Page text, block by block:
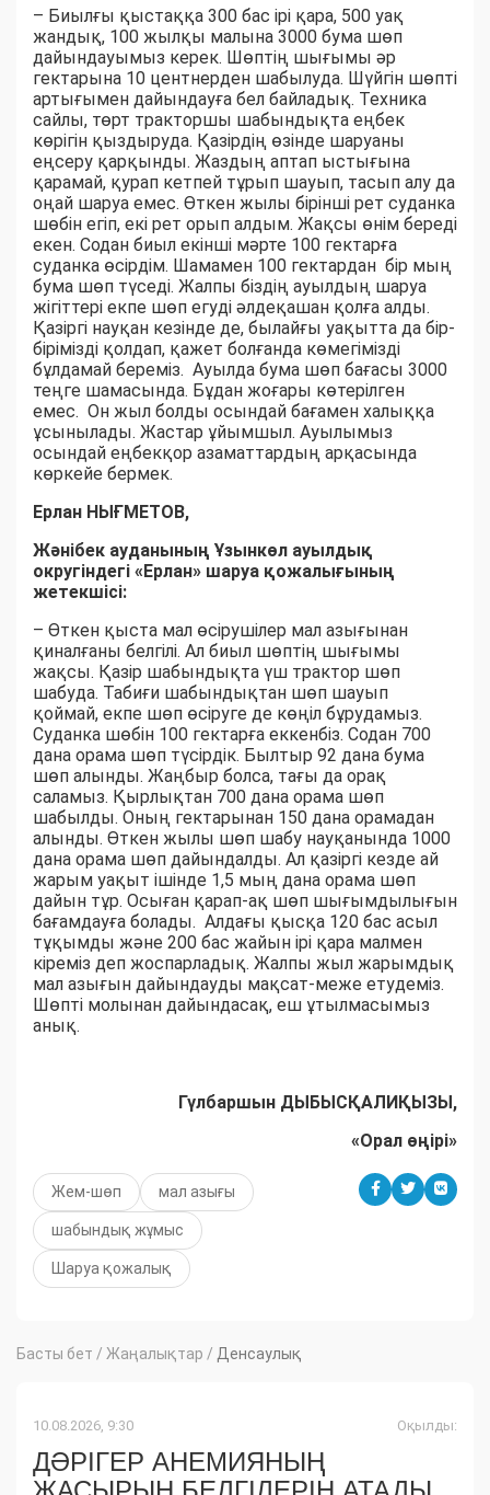
– Биылғы қыстаққа 300 бас ірі қара, 500 уақ
жандық, 100 жылқы малына 3000 бума шөп
дайындауымыз керек. Шөптің шығымы әр
гектарына 10 центнерден шабылуда. Шүйгін шөпті
артығымен дайындауға бел байладық. Техника
сайлы, төрт тракторшы шабындықта еңбек
көрігін қыздыруда. Қазірдің өзінде шаруаны
еңсеру қарқынды. Жаздың аптап ыстығына
қарамай, қурап кетпей тұрып шауып, тасып алу да
оңай шаруа емес. Өткен жылы бірінші рет суданка
шөбін егіп, екі рет орып алдым. Жақсы өнім береді
екен. Содан биыл екінші мәрте 100 гектарға
суданка өсірдім. Шамамен 100 гектардан бір мың
бума шөп түседі. Жалпы біздің ауылдың шаруа
жігіттері екпе шөп егуді әлдеқашан қолға алды.
Қазіргі науқан кезінде де, былайғы уақытта да бір-
бірімізді қолдап, қажет болғанда көмегімізді
бұлдамай береміз. Ауылда бума шөп бағасы 3000
теңге шамасында. Бұдан жоғары көтерілген
емес. Он жыл болды осындай бағамен халыққа
ұсынылады. Жастар ұйымшыл. Ауылымыз
осындай еңбекқор азаматтардың арқасында
көркейе бермек.
Ерлан НЫҒМЕТОВ,
Жәнібек ауданының Ұзынкөл ауылдық
округіндегі «Ерлан» шаруа қожалығының
жетекшісі:
– Өткен қыста мал өсірушілер мал азығынан
қиналғаны белгілі. Ал биыл шөптің шығымы
жақсы. Қазір шабындықта үш трактор шөп
шабуда. Табиғи шабындықтан шөп шауып
қоймай, екпе шөп өсіруге де көңіл бұрудамыз.
Суданка шөбін 100 гектарға еккенбіз. Содан 700
дана орама шөп түсірдік. Былтыр 92 дана бума
шөп алынды. Жаңбыр болса, тағы да орақ
саламыз. Қырлықтан 700 дана орама шөп
шабылды. Оның гектарынан 150 дана орамадан
алынды. Өткен жылы шөп шабу науқанында 1000
дана орама шөп дайындалды. Ал қазіргі кезде ай
жарым уақыт ішінде 1,5 мың дана орама шөп
дайын тұр. Осыған қарап-ақ шөп шығымдылығын
бағамдауға болады. Алдағы қысқа 120 бас асыл
тұқымды және 200 бас жайын ірі қара малмен
кіреміз деп жоспарладық. Жалпы жыл жарымдық
мал азығын дайындауды мақсат-меже етудеміз.
Шөпті молынан дайындасақ, еш ұтылмасымыз
анық.
Гүлбаршын ДЫБЫСҚАЛИҚЫЗЫ,
«Орал өңірі»
Жем-шөп мал азығы
шабындық жұмыс
Шаруа қожалық
Басты бет / Жаңалықтар / Денсаулық
10.08.2026, 9:30 Оқылды:
ДӘРІГЕР АНЕМИЯНЫҢ